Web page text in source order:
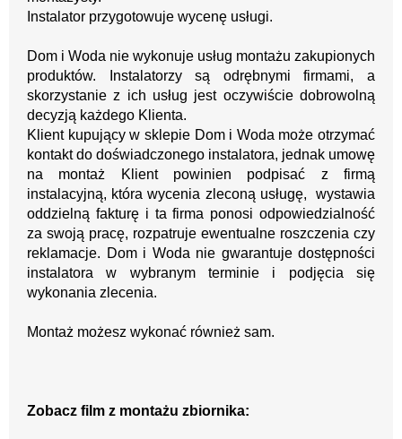
Instalator przygotowuje wycenę usługi.
Dom i Woda nie wykonuje usług montażu zakupionych
produktów. Instalatorzy są odrębnymi firmami, a
skorzystanie z ich usług jest oczywiście dobrowolną
decyzją każdego Klienta.
Klient kupujący w sklepie Dom i Woda może otrzymać
kontakt do doświadczonego instalatora, jednak umowę
na montaż Klient powinien podpisać z firmą
instalacyjną, która wycenia zleconą usługę, wystawia
oddzielną fakturę i ta firma ponosi odpowiedzialność
za swoją pracę, rozpatruje ewentualne roszczenia czy
reklamacje. Dom i Woda nie gwarantuje dostępności
instalatora w wybranym terminie i podjęcia się
wykonania zlecenia.
Montaż możesz wykonać również sam.
Zobacz film z montażu zbiornika: